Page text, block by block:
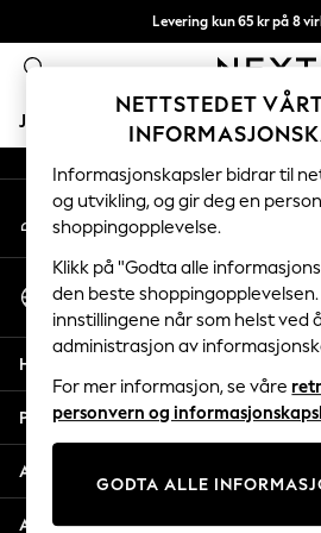
Levering kun 65 kr på 8
Vi betaler alle
JENTER GUTTER BABY
GIRLS
New In
50 - 92cm
98 - 110cm
116 - 134cm
140 - 174cm
Trending: Top & Short Sets
Trending: Clogs
Toy Story
THE SET
Coats & Jackets
Sweatshirts & Hoodies
An error occurred on client
Våre sosiale
Min konto
Logg inn på kontoen din
Velg Språk
Norsk
Hjelp
Personvern & Juridisk
Avdelinger
Andre tjenester
NETTSTEDET
Informasjonskapsler bidrar til
og utvikling, og gir deg en
shoppingopplevelse.
Klikk på "Godta alle
den beste
innstillingene når som helst ved
administrasjon av
For mer informasjon, se våre
personvern og
GODTA ALLE